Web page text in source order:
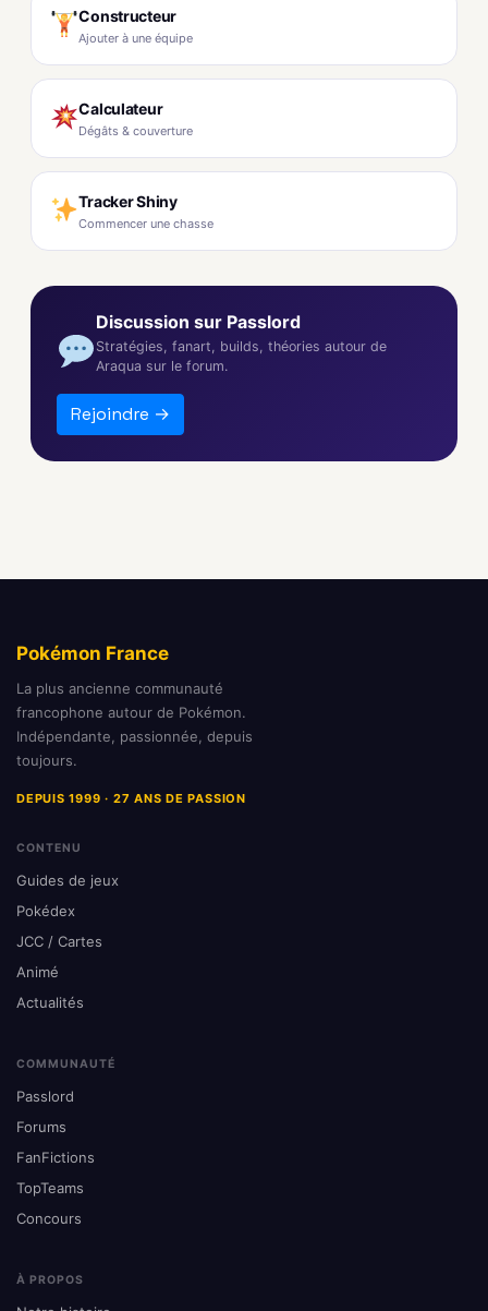
Constructeur
Ajouter à une équipe
Calculateur
Dégâts & couverture
Tracker Shiny
Commencer une chasse
Discussion sur Passlord
Stratégies, fanart, builds, théories autour de
Araqua sur le forum.
Rejoindre →
Pokémon France
La plus ancienne communauté
francophone autour de Pokémon.
Indépendante, passionnée, depuis
toujours.
DEPUIS 1999 · 27 ANS DE PASSION
CONTENU
Guides de jeux
Pokédex
JCC / Cartes
Animé
Actualités
COMMUNAUTÉ
Passlord
Forums
FanFictions
TopTeams
Concours
À PROPOS